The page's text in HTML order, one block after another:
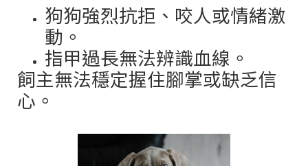
狗狗強烈抗拒、咬人或情緒激
動。
指甲過長無法辨識血線。
飼主無法穩定握住腳掌或缺乏信
心。